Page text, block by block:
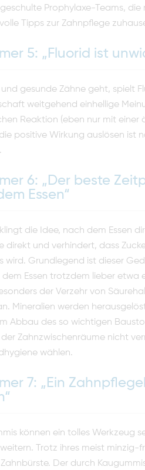
Prophylaxe-Teams,
Tipps zur Zahnpflege
5: „Fluorid ist
und gesunde Zähne geht, spielt
weitgehend einhellige
Reaktion (eben nur mit
positive Wirkung auslösen ist
6: „Der beste
Essen“
die Idee, nach dem Essen
direkt und verhindert, dass
wird. Grundlegend ist dieser
Essen trotzdem lieber etwa
der Verzehr von
Mineralien werden
Abbau des so wichtigen
der Zahnzwischenräume nicht
wählen.
7: „Ein
können ein tolles Werkzeug
Trotz ihres meist minzig-
Der durch